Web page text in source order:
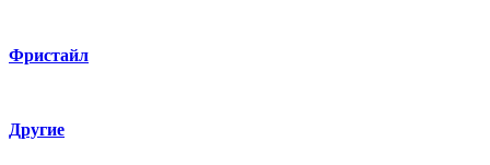
Фристайл
Другие